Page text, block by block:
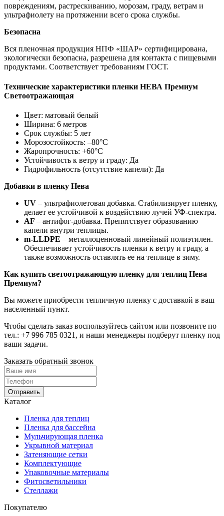
повреждениям, растрескиванию, морозам, граду, ветрам и
ультрафиолету на протяжении всего срока службы.
Безопасна
Вся пленочная продукция НПФ «ШАР» сертифицирована,
экологически безопасна, разрешена для контакта с пищевыми
продуктами. Соответствует требованиям ГОСТ.
Технические характеристики пленки НЕВА Премиум
Светоотражающая
Цвет: матовый белый
Ширина: 6 метров
Срок службы: 5 лет
Морозостойкость: –80°С
Жаропрочность: +60°С
Устойчивость к ветру и граду: Да
Гидрофильность (отсутствие капели): Да
Добавки в пленку Нева
UV – ультрафиолетовая добавка. Стабилизирует пленку,
делает ее устойчивой к воздействию лучей УФ-спектра.
AF – антифог-добавка. Препятствует образованию
капели внутри теплицы.
m-LLDPE – металлоценновый линейный полиэтилен.
Обеспечивает устойчивость пленки к ветру и граду, а
также возможность оставлять ее на теплице в зиму.
Как купить светоотражающую пленку для теплиц Нева
Премиум?
Вы можете приобрести тепличную пленку с доставкой в ваш
населенный пункт.
Чтобы сделать заказ воспользуйтесь сайтом или позвоните по
тел.: +7 996 785 0321 , и наши менеджеры подберут пленку под
ваши задачи.
Заказать обратный звонок
Отправить
Каталог
Пленка для теплиц
Пленка для бассейна
Мульчирующая пленка
Укрывной материал
Затеняющие сетки
Комплектующие
Упаковочные материалы
Фитосветильники
Стеллажи
Покупателю